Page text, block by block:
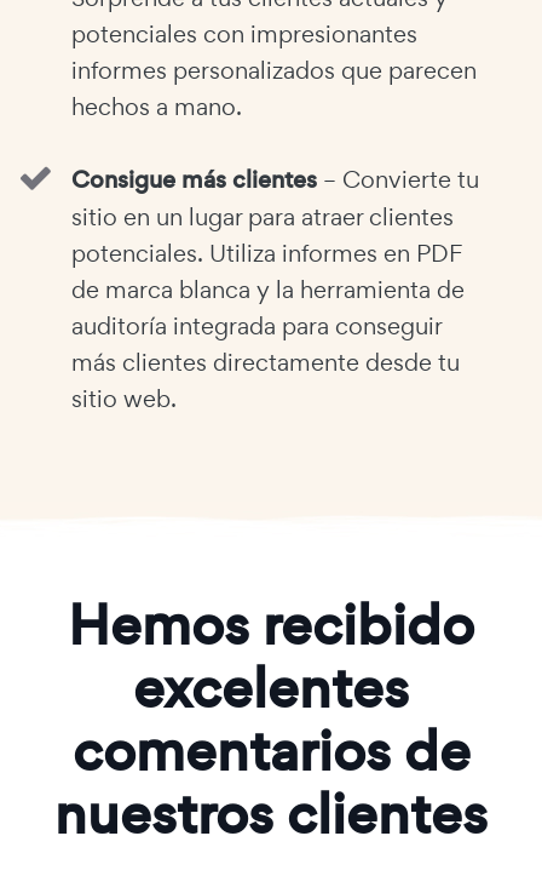
potenciales con impresionantes
informes personalizados que parecen
hechos a mano.
Consigue más clientes – Convierte tu
sitio en un lugar para atraer clientes
potenciales. Utiliza informes en PDF
de marca blanca y la herramienta de
auditoría integrada para conseguir
más clientes directamente desde tu
sitio web.
Hemos recibido
excelentes
comentarios de
nuestros clientes